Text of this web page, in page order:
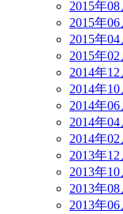
2015年
2015年
2015年
2015年
2014年
2014年
2014年
2014年
2014年
2013年
2013年
2013年
2013年